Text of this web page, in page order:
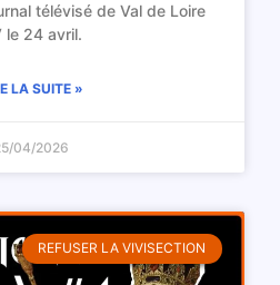
télévisé de Val de Loire
le 24 avril.
LA SUITE »
04/2026
REFUSER LA VIVISECTION